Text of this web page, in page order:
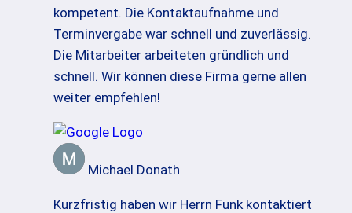
kompetent. Die Kontaktaufnahme und
Terminvergabe war schnell und zuverlässig.
Die Mitarbeiter arbeiteten gründlich und
schnell. Wir können diese Firma gerne allen
weiter empfehlen!
Michael Donath
Kurzfristig haben wir Herrn Funk kontaktiert